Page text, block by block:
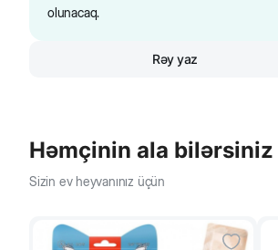
5-6
8-10
olunacaq.
Rəy yaz
Həmçinin ala bilərsiniz
Sizin ev heyvanınız üçün